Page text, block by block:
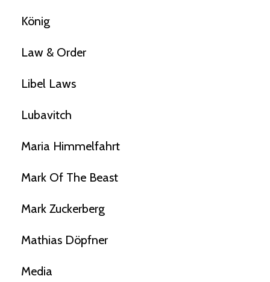
König
Law & Order
Libel Laws
Lubavitch
Maria Himmelfahrt
Mark Of The Beast
Mark Zuckerberg
Mathias Döpfner
Media